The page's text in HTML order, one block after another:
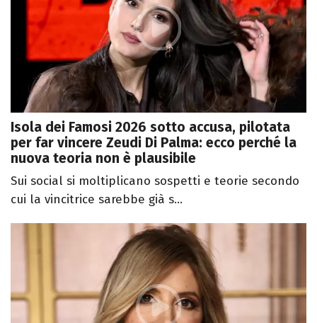
Isola dei Famosi 2026 sotto accusa, pilotata
per far vincere Zeudi Di Palma: ecco perché la
nuova teoria non è plausibile
Sui social si moltiplicano sospetti e teorie secondo
cui la vincitrice sarebbe già s...